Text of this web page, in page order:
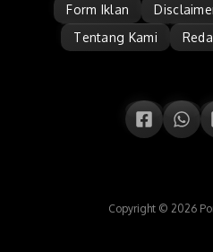
Form Iklan
Tentang Kami
Copyright © 2026